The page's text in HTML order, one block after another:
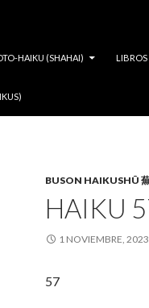
HAIKU (SHAHAI)
BUSON HAIKUSHÛ
HAIKU
1 NOVIEMBRE, 2023
57